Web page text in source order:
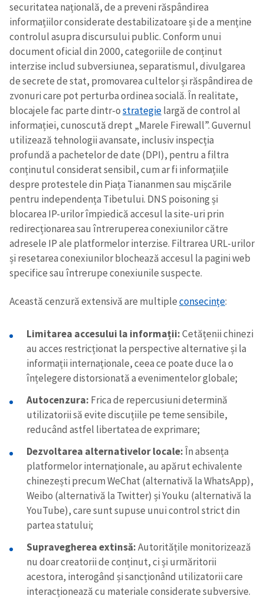
securitatea națională, de a preveni răspândirea
informațiilor considerate destabilizatoare și de a menține
controlul asupra discursului public. Conform unui
document oficial din 2000, categoriile de conținut
interzise includ subversiunea, separatismul, divulgarea
de secrete de stat, promovarea cultelor și răspândirea de
zvonuri care pot perturba ordinea socială. În realitate,
blocajele fac parte dintr-ostrategielargă de control al
informației, cunoscută drept „Marele Firewall”. Guvernul
utilizează tehnologii avansate, inclusiv inspecția
profundă a pachetelor de date (DPI), pentru a filtra
conținutul considerat sensibil, cum ar fi informațiile
despre protestele din Piața Tiananmen sau mișcările
pentru independența Tibetului. DNS poisoning și
blocarea IP-urilor împiedică accesul la site-uri prin
redirecționarea sau întreruperea conexiunilor către
adresele IP ale platformelor interzise. Filtrarea URL-urilor
și resetarea conexiunilor blochează accesul la pagini web
specifice sau întrerupe conexiunile suspecte.
Această cenzură extensivă are multipleconsecințe:
Limitarea accesului la informații:Cetățenii chinezi
au acces restricționat la perspective alternative și la
informații internaționale, ceea ce poate duce la o
înțelegere distorsionată a evenimentelor globale;
Autocenzura: Frica de repercusiuni determină
utilizatorii să evite discuțiile pe teme sensibile,
reducând astfel libertatea de exprimare;
Dezvoltarea alternativelor locale:În absența
platformelor internaționale, au apărut echivalente
chinezești precum WeChat (alternativă la WhatsApp),
Weibo (alternativă la Twitter) și Youku (alternativă la
YouTube), care sunt supuse unui control strict din
partea statului;
Supravegherea extinsă:Autoritățile monitorizează
nu doar creatorii de conținut, ci și urmăritorii
acestora, interogând și sancționând utilizatorii care
interacționează cu materiale considerate subversive.